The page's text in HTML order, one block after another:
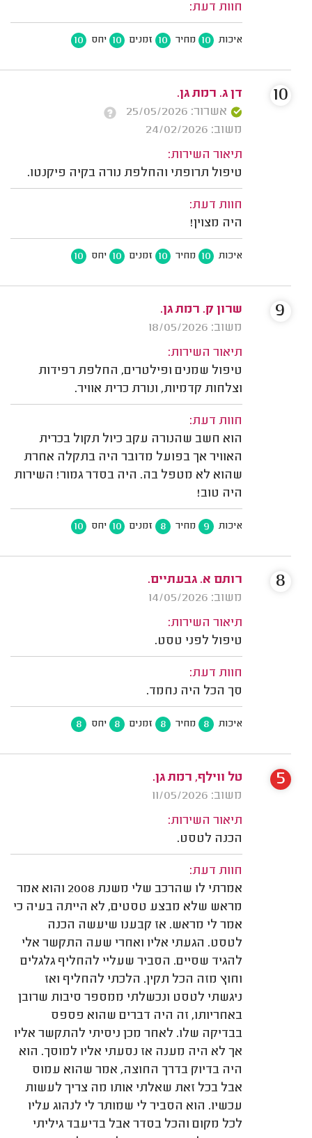
חוות דעת:
איכות 10 מחיר 10 זמנים 10 יחס 10
דן ג. רמת גן.
אשרור: 25/05/2026
משוב: 24/02/2026
תיאור השירות:
טיפול תרופתי והחלפת נורה בקיה פיקנטו.
חוות דעת:
היה מצוין!
איכות 10 מחיר 10 זמנים 10 יחס 10
10
שרון ק. רמת גן.
משוב: 18/05/2026
תיאור השירות:
טיפול שמנים ופילטרים, החלפת רפידות
וצלחות קדמיות, ונורת כרית אוויר.
חוות דעת:
הוא חשב שהנורה עקב כיול תקול בכרית
האוויר אך בפועל מדובר היה בתקלה אחרת
שהוא לא מטפל בה. היה בסדר גמור! השירות
היה טוב!
איכות 9 מחיר 8 זמנים 10 יחס 10
9
רותם א. גבעתיים.
משוב: 14/05/2026
תיאור השירות:
טיפול לפני טסט.
חוות דעת:
סך הכל היה נחמד.
איכות 8 מחיר 8 זמנים 8 יחס 8
8
טל ווילף, רמת גן.
משוב: 11/05/2026
תיאור השירות:
הכנה לטסט.
חוות דעת:
אמרתי לו שהרכב שלי משנת 2008 והוא אמר
מראש שלא מבצע טסטים, לא הייתה בעיה כי
אמר לי מראש. אז קבענו שיעשה הכנה
לטסט. הגעתי אליו ואחרי שעה התקשר אלי
להגיד שסיים. הסביר שעליי להחליף גלגלים
וחוץ מזה הכל תקין. הלכתי להחליף ואז
ניגשתי לטסט ונכשלתי ממספר סיבות שרובן
באחריותו, זה היה דברים שהוא פספס
בבדיקה שלו. לאחר מכן ניסיתי להתקשר אליו
אך לא היה מענה אז נסעתי אליו למוסך. הוא
היה בדיוק בדרך החוצה, אמר שהוא עמוס
אבל בכל זאת שאלתי אותו מה צריך לעשות
עכשיו. הוא הסביר לי שמותר לי לנהוג עליו
לכל מקום והכל בסדר אבל בדיעבד גיליתי
5